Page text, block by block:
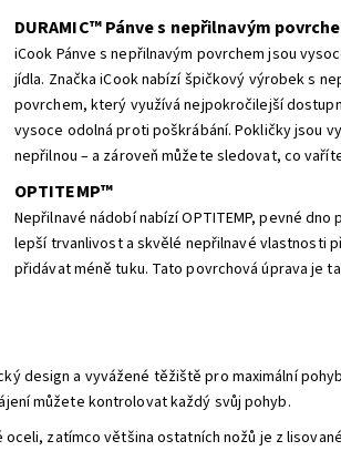
DURAMIC™ Pánve s nepřilnavým
iCook Pánve s nepřilnavým povrchem jsou
jídla. Značka iCook nabízí špičkový výrobek s
povrchem, který využívá nejpokročilejší
vysoce odolná proti poškrábání. Pokličky jsou
nepřilnou – a zároveň můžete sledovat, co
OPTITEMP™
Nepřilnavé nádobí nabízí OPTITEMP, pevné
lepší trvanlivost a skvělé nepřilnavé vlastnosti
přidávat méně tuku. Tato povrchová úprava je
design a vyvážené těžiště pro maximální
můžete kontrolovat každý svůj pohyb.
zatímco většina ostatních nožů je z